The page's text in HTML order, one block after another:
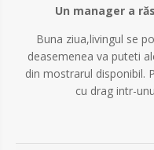
Un manager a
Buna ziua,livingul se
deasemenea va puteti
din mostrarul disponibil.
cu drag intr-